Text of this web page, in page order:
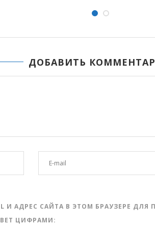
ДОБАВИТЬ
И АДРЕС САЙТА В ЭТОМ БРАУЗЕРЕ
ЦИФРАМИ: